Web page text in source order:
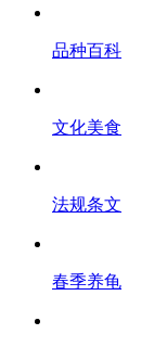
品种百科
文化美食
法规条文
春季养龟